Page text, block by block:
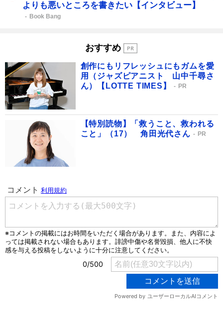
よりも悪いところを書きたい【インタビュー】
Book Bang
おすすめ
創作にもリフレッシュにもガムを愛
用（ジャズピアニスト 山中千尋さ
ん）【LOTTE TIMES】
PR
【特別読物】「救うこと、救われる
こと」（17） 角田光代さん
PR